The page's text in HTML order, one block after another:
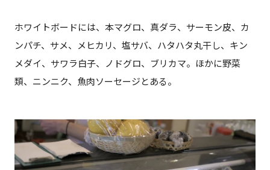
ホワイトボードには、本マグロ、真ダラ、サーモン皮、カ
ンパチ、サメ、メヒカリ、塩サバ、ハタハタ丸干し、キン
メダイ、サワラ白子、ノドグロ、ブリカマ。ほかに野菜
類、ニンニク、魚肉ソーセージとある。